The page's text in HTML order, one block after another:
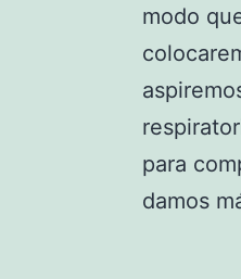
modo
para
damos